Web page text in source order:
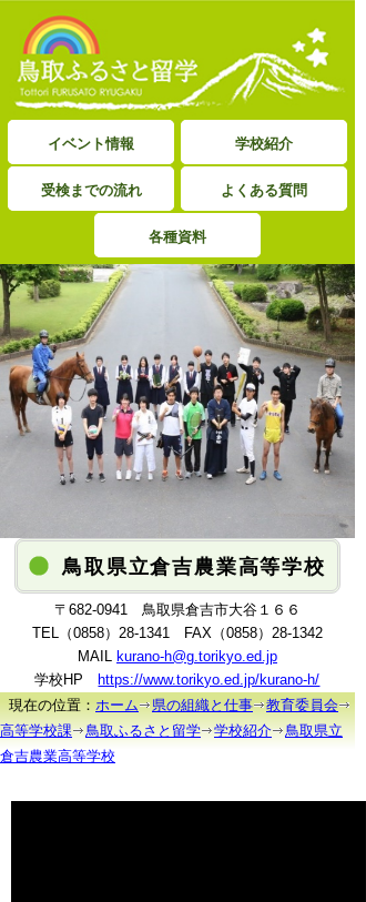
イベント情報 学校紹介
受検までの流れ よくある質問
各種資料
鳥取県立倉吉農業高等学校
〒682-0941 鳥取県倉吉市大谷１６６
TEL（0858）28-1341 FAX（0858）28-1342
MAIL
kurano-h@g.torikyo.ed.jp
学校HP
https://www.torikyo.ed.jp/kurano-h/
現在の位置： ホーム 県の組織と仕事
教育委員会
高等学校課
鳥取ふるさと留学 学校紹介
鳥取県立
倉吉農業高等学校